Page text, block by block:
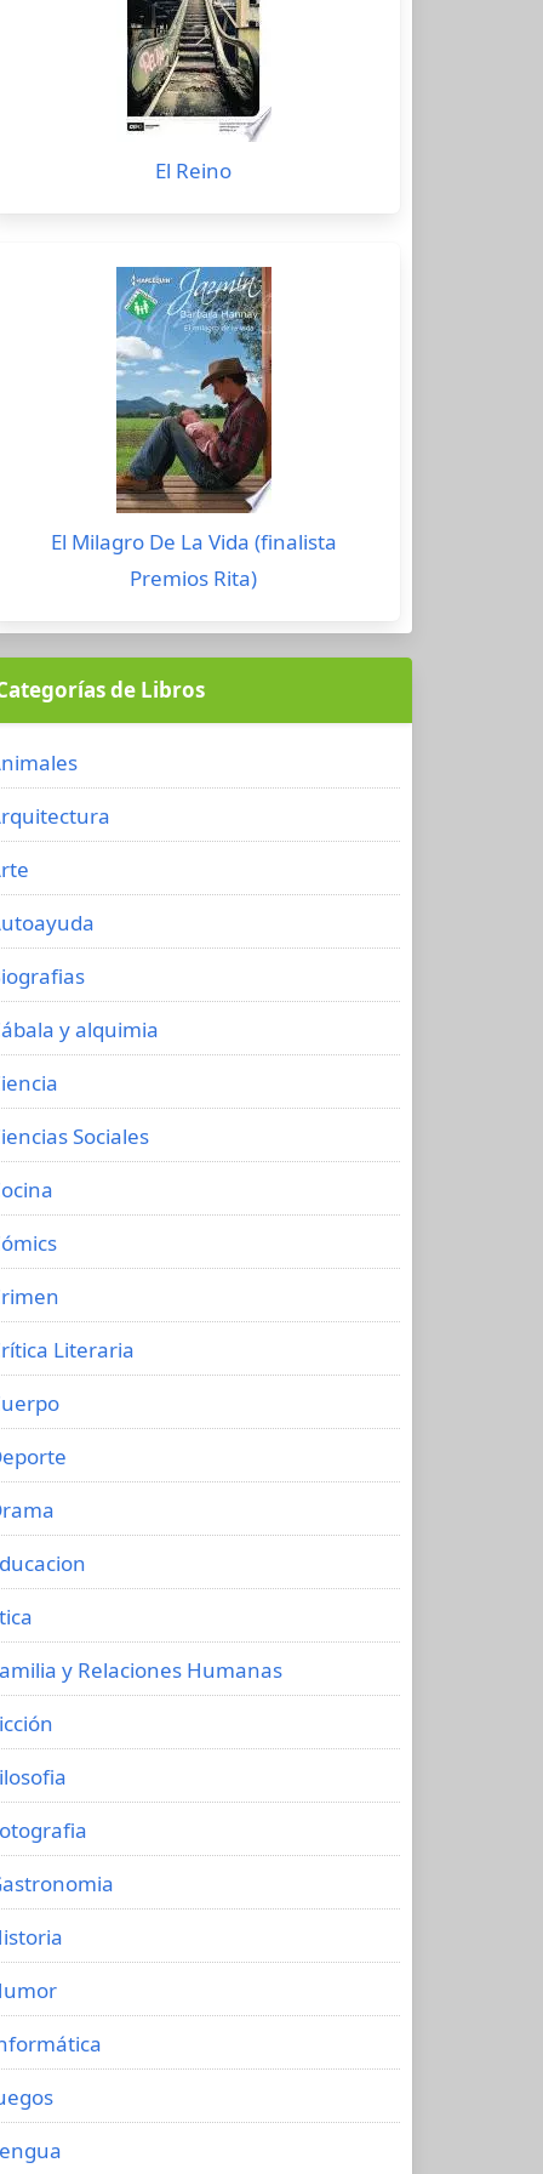
El Reino
El Milagro De La Vida (finalista
Premios Rita)
de Libros
y alquimia
Sociales
Literaria
y Relaciones Humanas